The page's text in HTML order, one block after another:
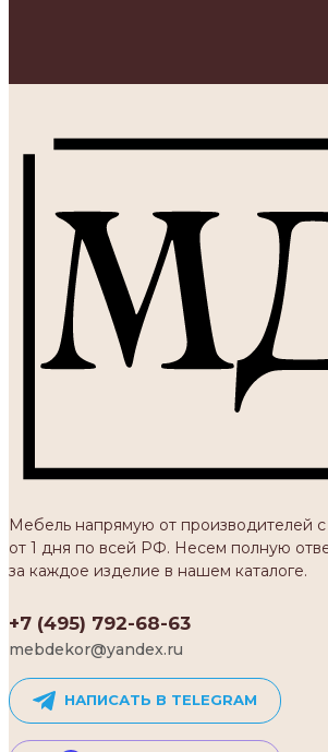
Мебель напрямую от производителей с
от 1 дня по всей РФ. Несем полную
за каждое изделие в нашем каталоге.
+7 (495) 792-68-63
mebdekor@yandex.ru
НАПИСАТЬ В TELEGRAM